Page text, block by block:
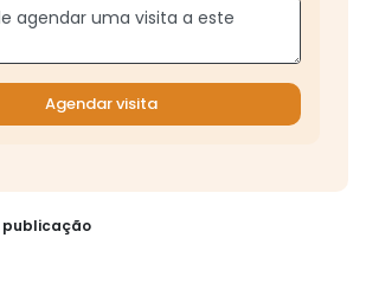
Agendar visita
publicação